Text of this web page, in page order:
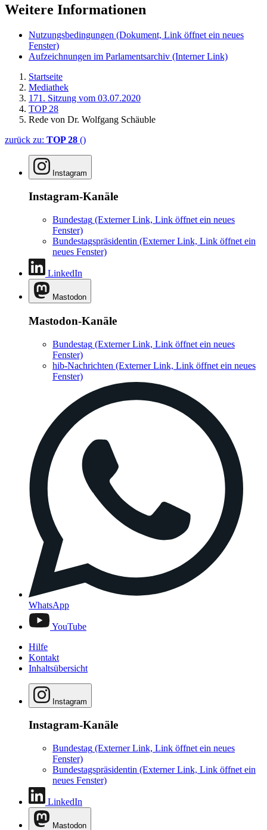
Weitere Informationen
Nutzungsbedingungen (Dokument, Link öffnet ein neues
Fenster)
Aufzeichnungen im Parlamentsarchiv (Interner Link)
Startseite
Mediathek
171. Sitzung vom 03.07.2020
TOP 28
Rede von Dr. Wolfgang Schäuble
zurück zu: TOP 28 ()
Instagram
Instagram-Kanäle
Bundestag (Externer Link, Link öffnet ein neues
Fenster)
Bundestagspräsidentin (Externer Link, Link öffnet ein
neues Fenster)
LinkedIn
Mastodon
Mastodon-Kanäle
Bundestag (Externer Link, Link öffnet ein neues
Fenster)
hib-Nachrichten (Externer Link, Link öffnet ein neues
Fenster)
WhatsApp
YouTube
Hilfe
Kontakt
Inhaltsübersicht
Instagram
Instagram-Kanäle
Bundestag (Externer Link, Link öffnet ein neues
Fenster)
Bundestagspräsidentin (Externer Link, Link öffnet ein
neues Fenster)
LinkedIn
Mastodon